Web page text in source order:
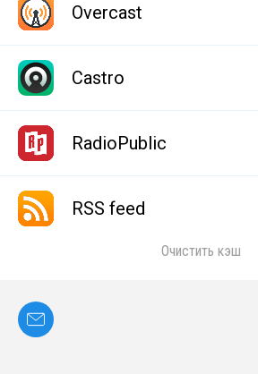
Overcast
Castro
RadioPublic
RSS feed
Очистить кэш